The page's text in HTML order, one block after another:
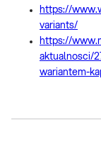
https://
variants/
https://
aktualnosci/
wariantem-